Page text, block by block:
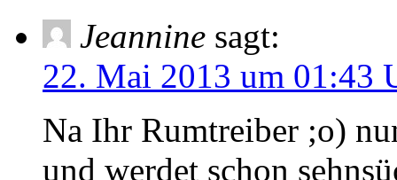
Jeannine sagt:
22. Mai 2013 um 01:43
Na Ihr Rumtreiber ;o)
und werdet schon